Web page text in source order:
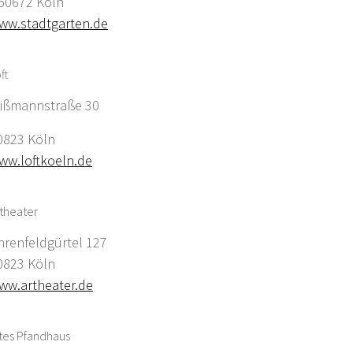
30
Köln
127
Köln
Pfandhaus